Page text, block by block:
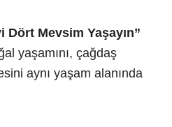
Dört Mevsim Yaşayın”
yaşamını, çağdaş
aynı yaşam alanında